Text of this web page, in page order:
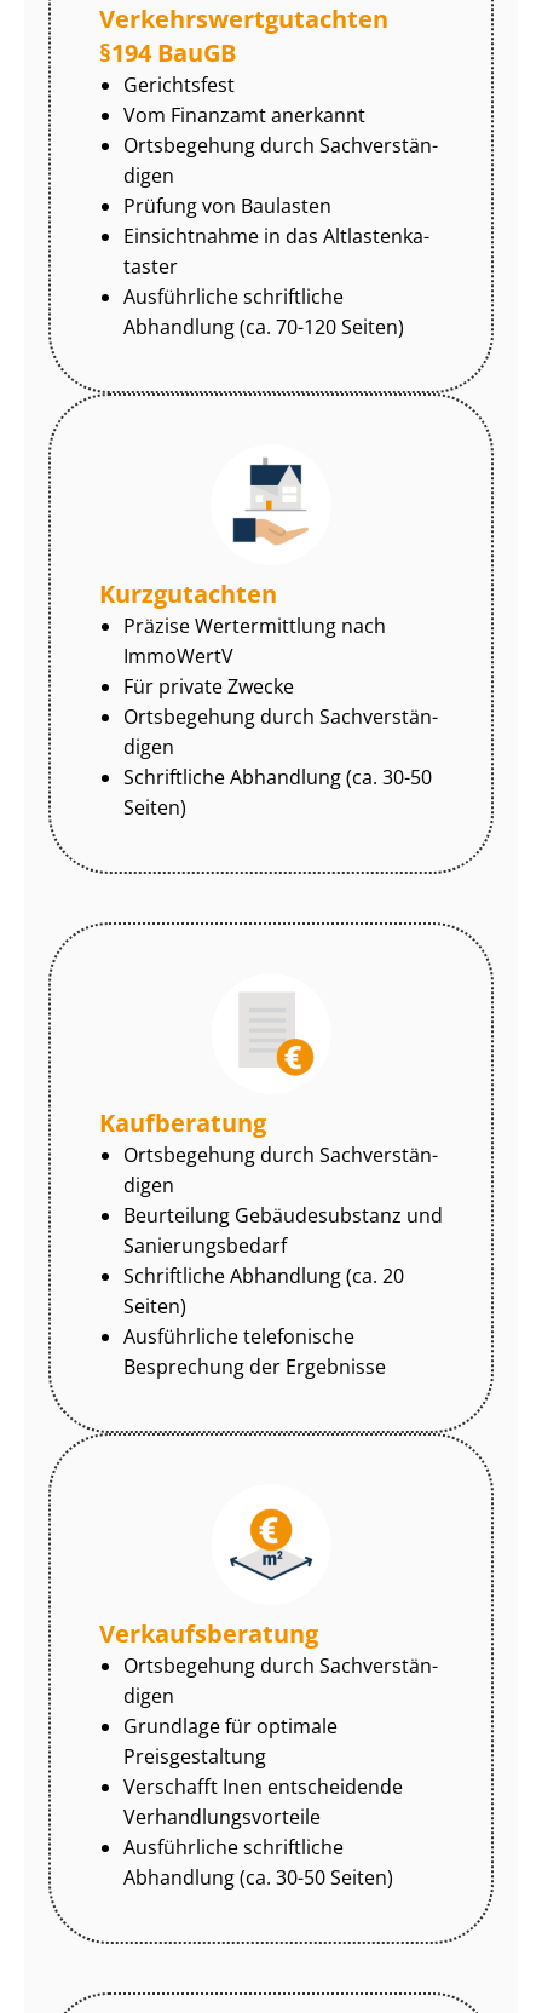
Ver­kehrs­wert­gut­ach­ten
§194 BauGB
Gerichtsfest
Vom Finanzamt anerkannt
Ortsbegehung durch Sach­ver­stän­
di­gen
Prüfung von Baulasten
Einsichtnahme in das Alt­las­ten­ka­
tas­ter
Ausführliche schriftliche
Abhandlung (ca. 70-120 Seiten)
Kurzgutachten
Präzise Wertermittlung nach
ImmoWertV
Für private Zwecke
Ortsbegehung durch Sach­ver­stän­
di­gen
Schriftliche Abhandlung (ca. 30-50
Seiten)
Kaufberatung
Ortsbegehung durch Sach­ver­stän­
di­gen
Beurteilung Gebäudesubstanz und
Sa­nie­rungs­be­darf
Schriftliche Abhandlung (ca. 20
Seiten)
Ausführliche telefonische
Besprechung der Ergebnisse
Ver­kaufs­be­ra­tung
Ortsbegehung durch Sach­ver­stän­
di­gen
Grundlage für optimale
Preisgestaltung
Verschafft Inen entscheidende
Ver­hand­lungs­vor­tei­le
Ausführliche schriftliche
Abhandlung (ca. 30-50 Seiten)